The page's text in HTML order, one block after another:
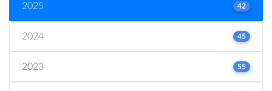
2025 42
2024 45
2023 55